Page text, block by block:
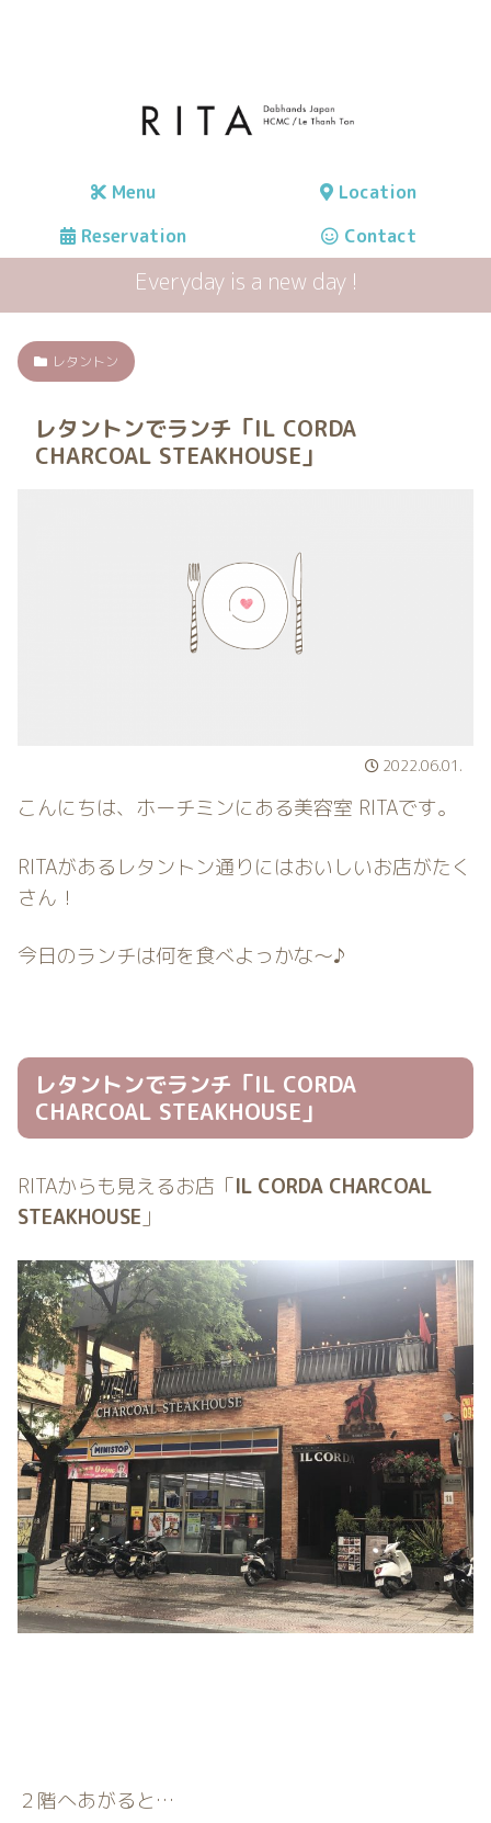
Menu
Location
Reservation
Contact
Everyday is a new day !
レタントン
レタントンでランチ「IL CORDA
CHARCOAL STEAKHOUSE」
2022.06.01.
こんにちは、ホーチミンにある美容室 RITAです。
RITAがあるレタントン通りにはおいしいお店がたく
さん！
今日のランチは何を食べよっかな〜♪
レタントンでランチ「IL CORDA
CHARCOAL STEAKHOUSE」
RITAからも見えるお店「IL CORDA CHARCOAL
STEAKHOUSE 」
２階へあがると…